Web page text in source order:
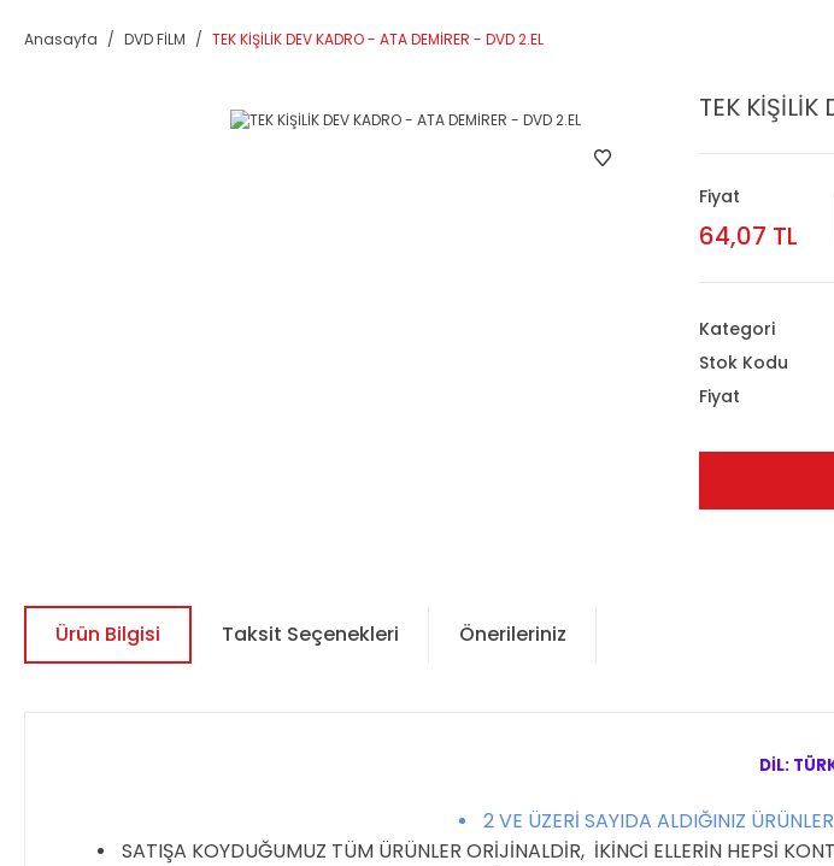
Anasayfa DVD FİLM TEK KİŞİLİK DEV KADRO - ATA DEMİRER - DVD 2.EL
TEK
Fiyat
64,07 TL
Kategori
Stok Kodu
Fiyat
Ürün Bilgisi Taksit Seçenekleri Önerileriniz
DİL:
2 VE ÜZERİ SAYIDA ALDIĞINIZ
SATIŞA KOYDUĞUMUZ TÜM ÜRÜNLER ORİJİNALDİR, İKİNCİ ELLERİN HEPSİ